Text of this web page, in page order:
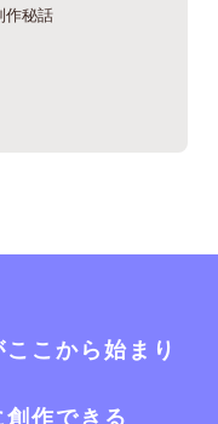
作秘話
こから始まり
作できる